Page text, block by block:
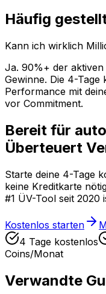
Häufig
Kann ich wirklich
Ja. 90%+ der
Gewinne. Die 4-Tage
Performance mit
vor Commitment.
Bereit für
Überteuert
Starte deine 4-Tage
keine Kreditkarte
#1 ÜV-Tool seit 2020
Kostenlos starten
4 Tage kostenlos
Coins/Monat
Verwandte